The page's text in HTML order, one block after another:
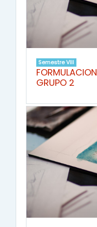
Semestre VIII
GRUPO 2